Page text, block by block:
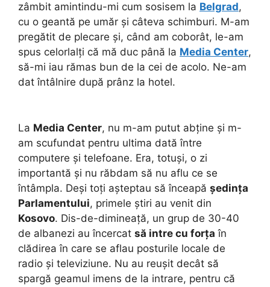
zâmbit amintindu-mi cum sosisem la Belgrad,
cu o geantă pe umăr și câteva schimburi. M-am
pregătit de plecare și, când am coborât, le-am
spus celorlalți că mă duc până la Media Center,
să-mi iau rămas bun de la cei de acolo. Ne-am
dat întâlnire după prânz la hotel.
La Media Center, nu m-am putut abține și m-
am scufundat pentru ultima dată între
computere și telefoane. Era, totuși, o zi
importantă și nu răbdam să nu aflu ce se
întâmpla. Deși toți așteptau să înceapă ședința
Parlamentului, primele știri au venit din
Kosovo. Dis-de-dimineață, un grup de 30-40
de albanezi au încercat să intre cu forța în
clădirea în care se aflau posturile locale de
radio și televiziune. Nu au reușit decât să
spargă geamul imens de la intrare, pentru că